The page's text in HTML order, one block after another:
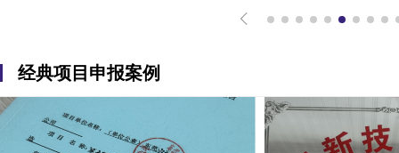
经典项目申报案例